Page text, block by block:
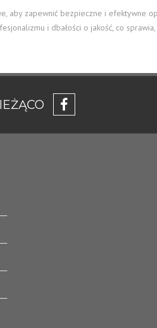
aby zapewnić bezpieczne i efektywne
i dbałości o jakość, co